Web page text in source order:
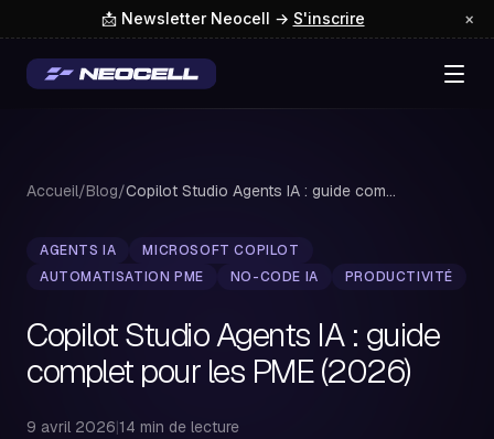
📩 Newsletter Neocell → S'inscrire ×
Accueil/Blog/ Copilot Studio Agents IA : guide complet pour...
AGENTS IA
MICROSOFT COPILOT
AUTOMATISATION PME
NO-CODE IA PRODUCTIVITÉ
Copilot Studio Agents IA : guide
complet pour les PME (2026)
9 avril 2026|14 min de lecture